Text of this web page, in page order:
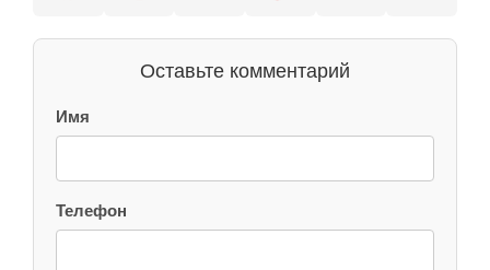
Оставьте комментарий
Имя
Телефон